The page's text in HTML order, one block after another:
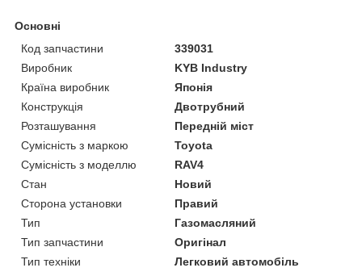
Основні
Код запчастини
339031
Виробник
KYB Industry
Країна виробник
Японія
Конструкція
Двотрубний
Розташування
Передній міст
Сумісність з маркою
Toyota
Сумісність з моделлю
RAV4
Стан
Новий
Сторона установки
Правий
Тип
Газомасляний
Тип запчастини
Оригінал
Тип техніки
Легковий автомобіль